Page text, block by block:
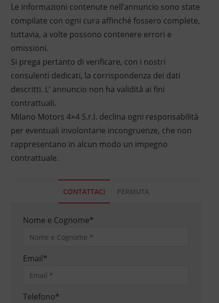
Le informazioni contenute nell’annuncio sono state
compilate con ogni cura affinché fossero complete,
tuttavia, a volte possono contenere errori e
omissioni.
Si prega pertanto di verificare, con i nostri
consulenti dedicati, la corrispondenza dei dati
descritti. L’ annuncio non ha validità ai fini
contrattuali.
Milano Motors 4×4 S.r.l. declina ogni responsabilità
per eventuali involontarie incongruenze, che non
rappresentano in alcun modo un impegno
contrattuale.
CONTATTACI PERMUTA
Nome e Cognome*
Email*
Telefono*